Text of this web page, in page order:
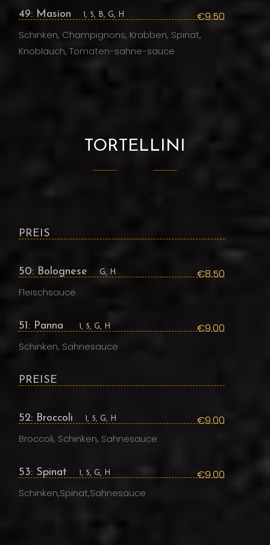
49: Masion 1, 5, B, G, H €9.50
Schinken, Champignons, Krabben, Spinat,
Knoblauch, Tomaten-sahne-sauce
TORTELLINI
PREIS
50: Bolognese G, H €8.50
Fleischsauce
51: Panna 1, 5, G, H €9.00
Schinken, Sahnesauce
PREISE
52: Broccoli 1, 5, G, H €9.00
Broccoli, Schinken, Sahnesauce
53: Spinat 1, 5, G, H €9.00
Schinken,Spinat,Sahnesauce